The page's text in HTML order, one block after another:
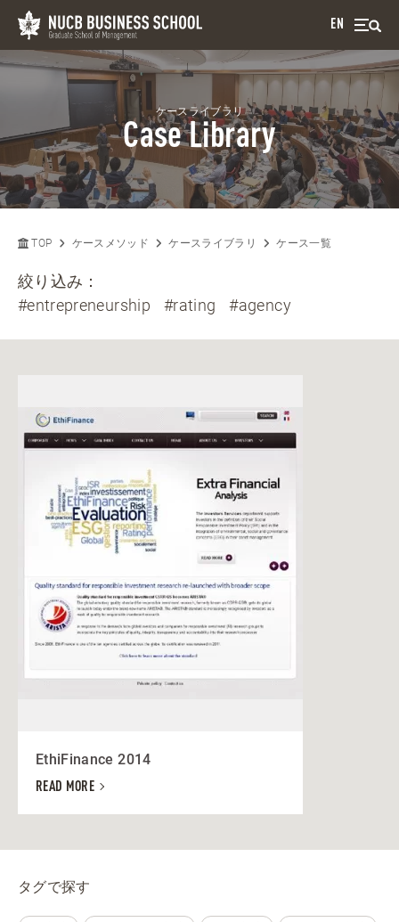
EN
ケースライブラリ
Case Library
TOP ケースメソッド ケースライブラリ ケース一覧
絞り込み：
#entrepreneurship
#rating #agency
EthiFinance 2014
READ MORE
タグで探す